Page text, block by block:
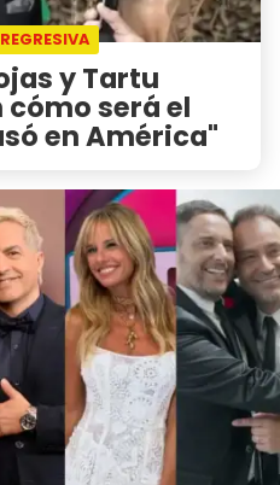
y Tartu
será el
en América"